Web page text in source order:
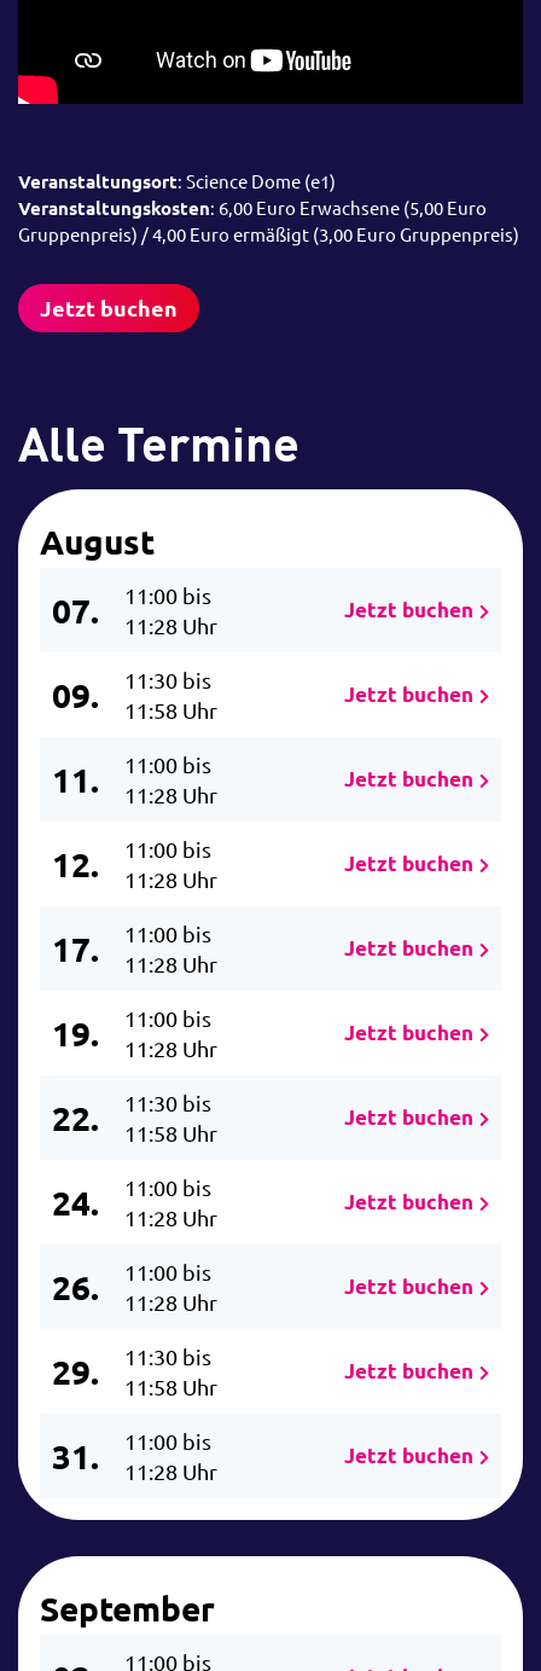
Veranstaltungsort: Science Dome (e1)
Veranstaltungskosten: 6,00 Euro Erwachsene (5,00 Euro
Gruppenpreis) / 4,00 Euro ermäßigt (3,00 Euro Gruppenpreis)
Jetzt buchen
Alle Termine
August
07.
11:00 bis
11:28 Uhr
Jetzt buchen
09.
11:30 bis
11:58 Uhr
Jetzt buchen
11.
11:00 bis
11:28 Uhr
Jetzt buchen
12.
11:00 bis
11:28 Uhr
Jetzt buchen
17.
11:00 bis
11:28 Uhr
Jetzt buchen
19.
11:00 bis
11:28 Uhr
Jetzt buchen
22.
11:30 bis
11:58 Uhr
Jetzt buchen
24.
11:00 bis
11:28 Uhr
Jetzt buchen
26.
11:00 bis
11:28 Uhr
Jetzt buchen
29.
11:30 bis
11:58 Uhr
Jetzt buchen
31.
11:00 bis
11:28 Uhr
Jetzt buchen
September
11:00 bis